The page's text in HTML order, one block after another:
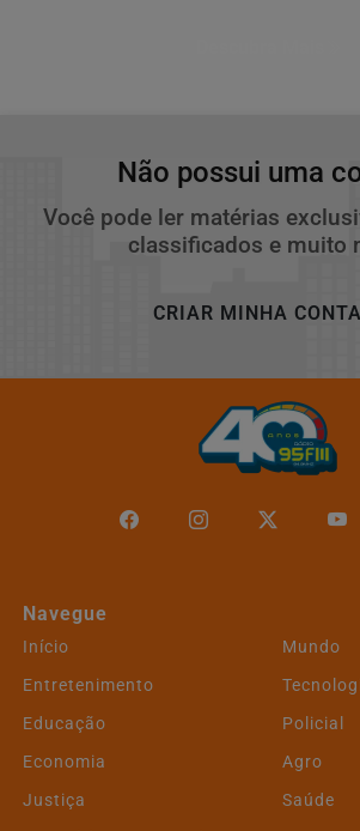
Não possui uma
Você pode ler matérias
classificados e muito
CRIAR MINHA CONTA
Navegue
Início
Mundo
Entretenimento
Educação
Policial
Economia
Agro
Justiça
Saúde